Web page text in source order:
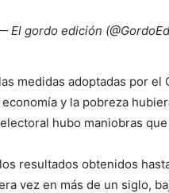
El gordo edición
medidas adoptadas por
y la pobreza
hubo maniobras
resultados obtenidos
vez en más de un siglo,